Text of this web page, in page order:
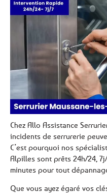
Chez Allo Assistance
incidents de serrurerie
C’est pourquoi nos
Alpilles sont prêts 24h/24,
minutes pour tout
Que vous ayez égaré vos